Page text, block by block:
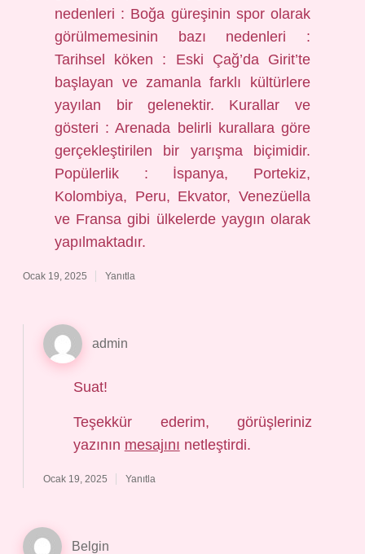
nedenleri : Boğa güreşinin spor olarak
görülmemesinin bazı nedenleri :
Tarihsel köken : Eski Çağ’da Girit’te
başlayan ve zamanla farklı kültürlere
yayılan bir gelenektir. Kurallar ve
gösteri : Arenada belirli kurallara göre
gerçekleştirilen bir yarışma biçimidir.
Popülerlik : İspanya, Portekiz,
Kolombiya, Peru, Ekvator, Venezüella
ve Fransa gibi ülkelerde yaygın olarak
yapılmaktadır.
Ocak 19, 2025 Yanıtla
admin
Suat!
Teşekkür ederim, görüşleriniz
yazının mesajını netleştirdi.
Ocak 19, 2025 Yanıtla
Belgin